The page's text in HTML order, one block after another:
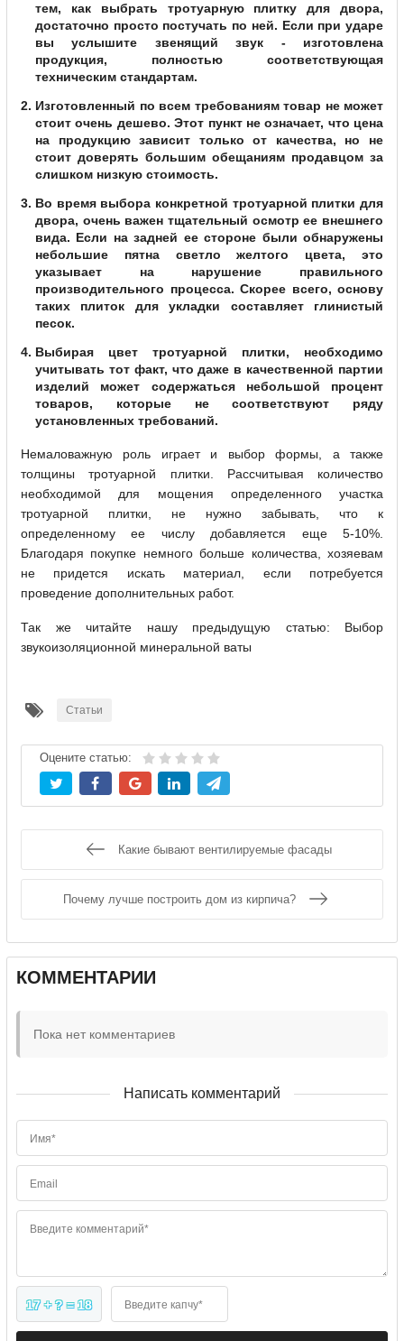
тем, как выбрать тротуарную плитку для двора,
достаточно просто постучать по ней. Если при ударе
вы услышите звенящий звук - изготовлена
продукция, полностью соответствующая
техническим стандартам.
Изготовленный по всем требованиям товар не может
стоит очень дешево. Этот пункт не означает, что цена
на продукцию зависит только от качества, но не
стоит доверять большим обещаниям продавцом за
слишком низкую стоимость.
Во время выбора конкретной тротуарной плитки для
двора, очень важен тщательный осмотр ее внешнего
вида. Если на задней ее стороне были обнаружены
небольшие пятна светло желтого цвета, это
указывает на нарушение правильного
производительного процесса. Скорее всего, основу
таких плиток для укладки составляет глинистый
песок.
Выбирая цвет тротуарной плитки, необходимо
учитывать тот факт, что даже в качественной партии
изделий может содержаться небольшой процент
товаров, которые не соответствуют ряду
установленных требований.
Немаловажную роль играет и выбор формы, а также
толщины тротуарной плитки. Рассчитывая количество
необходимой для мощения определенного участка
тротуарной плитки, не нужно забывать, что к
определенному ее числу добавляется еще 5-10%.
Благодаря покупке немного больше количества, хозяевам
не придется искать материал, если потребуется
проведение дополнительных работ.
Так же читайте нашу предыдущую статью: Выбор
звукоизоляционной минеральной ваты
Статьи
Оцените статью:
Какие бывают вентилируемые фасады
Почему лучше построить дом из кирпича?
КОММЕНТАРИИ
Пока нет комментариев
Написать комментарий
Имя*
Email
Введите комментарий*
17 + ? = 18 Введите капчу*